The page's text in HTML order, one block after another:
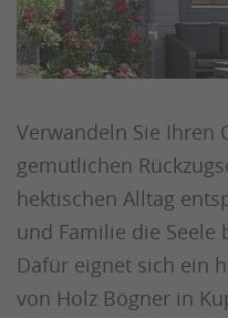
Verwandeln Sie Ihren
gemütlichen
hektischen Alltag
und Familie die Seele
Dafür eignet sich ein
von Holz Bögner in